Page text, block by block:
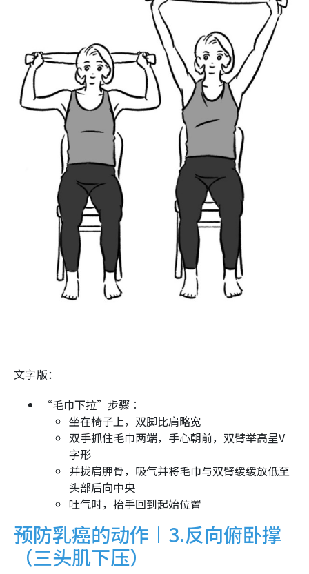
文字版：
“毛巾下拉”步骤︰
坐在椅子上，双脚比肩略宽
双手抓住毛巾两端，手心朝前，双臂举高呈V
字形
并拢肩胛骨，吸气并将毛巾与双臂缓缓放低至
头部后向中央
吐气时，抬手回到起始位置
预防乳癌的动作︱3.反向俯卧撑
（三头肌下压）